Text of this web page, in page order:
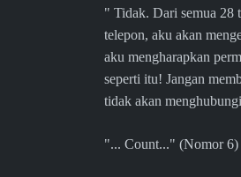
" Tidak. Dari semua 28
telepon, aku akan
aku mengharapkan
seperti itu! Jangan
tidak akan
"... Count..." (Nomor 6)